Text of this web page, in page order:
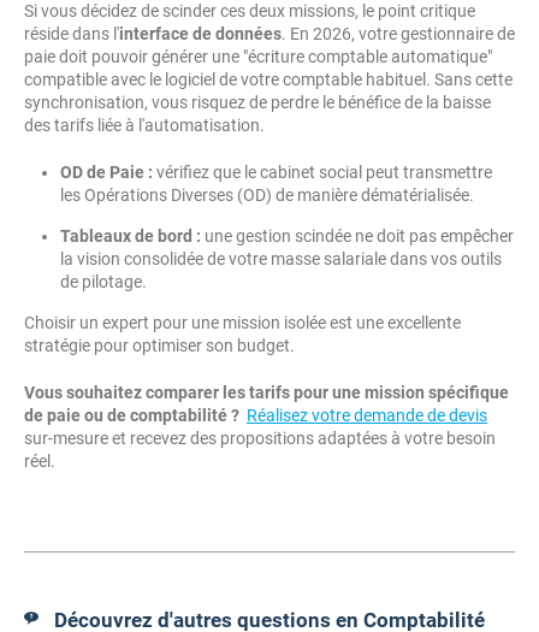
Si vous décidez de scinder ces deux missions, le point critique
réside dans l'interface de données. En 2026, votre gestionnaire de
paie doit pouvoir générer une "écriture comptable automatique"
compatible avec le logiciel de votre comptable habituel. Sans cette
synchronisation, vous risquez de perdre le bénéfice de la baisse
des tarifs liée à l'automatisation.
OD de Paie : vérifiez que le cabinet social peut transmettre
les Opérations Diverses (OD) de manière dématérialisée.
Tableaux de bord : une gestion scindée ne doit pas empêcher
la vision consolidée de votre masse salariale dans vos outils
de pilotage.
Choisir un expert pour une mission isolée est une excellente
stratégie pour optimiser son budget.
Vous souhaitez comparer les tarifs pour une mission spécifique
de paie ou de comptabilité ? Réalisez votre demande de devis
sur-mesure et recevez des propositions adaptées à votre besoin
réel.
Découvrez d'autres questions en Comptabilité